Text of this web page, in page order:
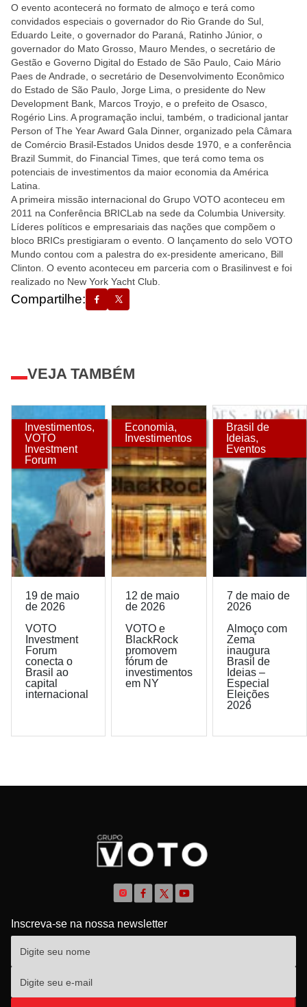
O evento acontecerá no formato de almoço e terá como
convidados especiais o governador do Rio Grande do Sul,
Eduardo Leite, o governador do Paraná, Ratinho Júnior, o
governador do Mato Grosso, Mauro Mendes, o secretário de
Gestão e Governo Digital do Estado de São Paulo, Caio Mário
Paes de Andrade, o secretário de Desenvolvimento Econômico
do Estado de São Paulo, Jorge Lima, o presidente do New
Development Bank, Marcos Troyjo, e o prefeito de Osasco,
Rogério Lins. A programação inclui, também, o tradicional jantar
Person of The Year Award Gala Dinner, organizado pela Câmara
de Comércio Brasil-Estados Unidos desde 1970, e a conferência
Brazil Summit, do Financial Times, que terá como tema os
potenciais de investimentos da maior economia da América
Latina.
A primeira missão internacional do Grupo VOTO aconteceu em
2011 na Conferência BRICLab na sede da Columbia University.
Líderes políticos e empresariais das nações que compõem o
bloco BRICs prestigiaram o evento. O lançamento do selo VOTO
Mundo contou com a palestra do ex-presidente americano, Bill
Clinton. O evento aconteceu em parceria com o Brasilinvest e foi
realizado no New York Yacht Club.
Compartilhe:
VEJA TAMBÉM
Investimentos,
VOTO
Investment
Forum
19 de maio
de 2026
VOTO
Investment
Forum
conecta o
Brasil ao
capital
internacional
Economia,
Investimentos
12 de maio
de 2026
VOTO e
BlackRock
promovem
fórum de
investimentos
em NY
Brasil de
Ideias,
Eventos
7 de maio de
2026
Almoço com
Zema
inaugura
Brasil de
Ideias –
Especial
Eleições
2026
Inscreva-se na nossa newsletter